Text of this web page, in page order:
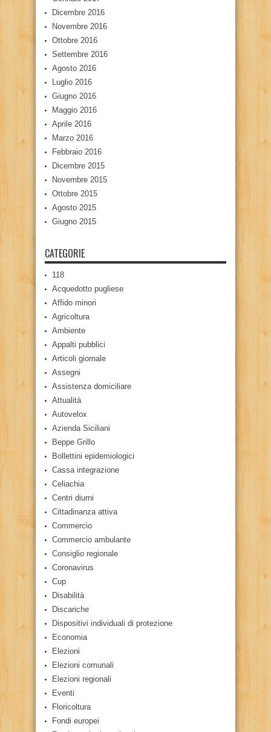
Dicembre 2016
Novembre 2016
Ottobre 2016
Settembre 2016
Agosto 2016
Luglio 2016
Giugno 2016
Maggio 2016
Aprile 2016
Marzo 2016
Febbraio 2016
Dicembre 2015
Novembre 2015
Ottobre 2015
Agosto 2015
Giugno 2015
CATEGORIE
118
Acquedotto pugliese
Affido minori
Agricoltura
Ambiente
Appalti pubblici
Articoli giornale
Assegni
Assistenza domiciliare
Attualità
Autovelox
Azienda Siciliani
Beppe Grillo
Bollettini epidemiologici
Cassa integrazione
Celiachia
Centri diurni
Cittadinanza attiva
Commercio
Commercio ambulante
Consiglio regionale
Coronavirus
Cup
Disabilità
Discariche
Dispositivi individuali di protezione
Economia
Elezioni
Elezioni comunali
Elezioni regionali
Eventi
Floricoltura
Fondi europei